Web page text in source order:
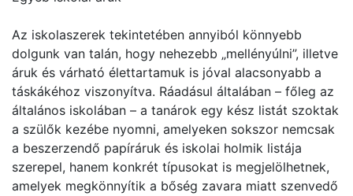
Az iskolaszerek tekintetében annyiból könnyebb
dolgunk van talán, hogy nehezebb „mellényúlni”, illetve
áruk és várható élettartamuk is jóval alacsonyabb a
táskákéhoz viszonyítva. Ráadásul általában – főleg az
általános iskolában – a tanárok egy kész listát szoktak
a szülők kezébe nyomni, amelyeken sokszor nemcsak
a beszerzendő papíráruk és iskolai holmik listája
szerepel, hanem konkrét típusokat is megjelölhetnek,
amelyek megkönnyítik a bőség zavara miatt szenvedő